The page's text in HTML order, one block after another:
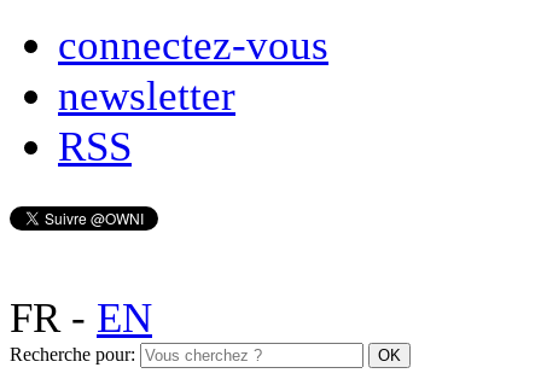
connectez-vous
newsletter
RSS
FR- EN
Recherche pour: